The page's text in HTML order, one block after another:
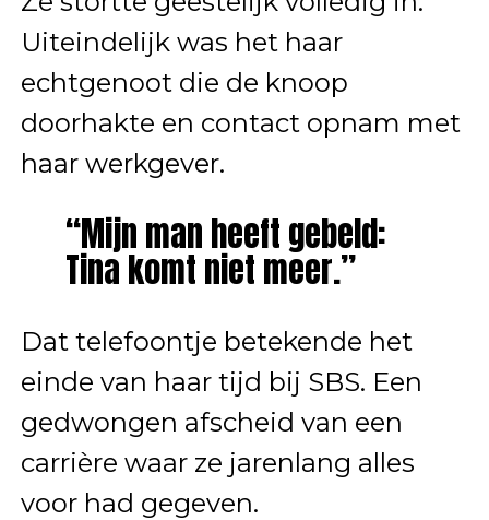
Uiteindelijk was het haar
echtgenoot die de knoop
doorhakte en contact opnam met
haar werkgever.
“Mijn man heeft gebeld:
Tina komt niet meer.”
Dat telefoontje betekende het
einde van haar tijd bij SBS. Een
gedwongen afscheid van een
carrière waar ze jarenlang alles
voor had gegeven.